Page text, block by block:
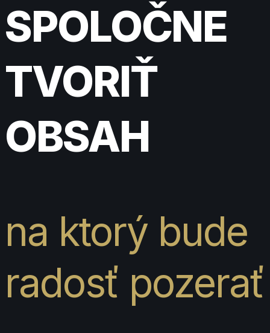
SPOLOČNE
TVORIŤ
OBSAH
na ktorý bude
radosť pozerať